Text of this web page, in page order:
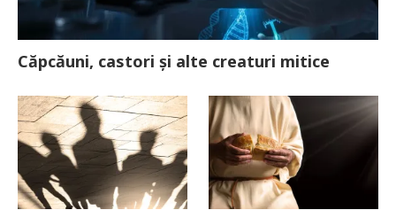
Căpcăuni, castori și alte creaturi mitice